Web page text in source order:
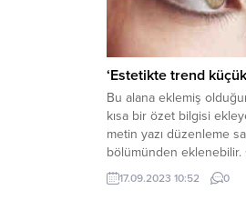
‘Estetikte trend
Bu alana eklemiş
kısa bir özet bilgisi
metin yazı düzenleme
bölümünden eklenebilir.
eklenmişse başlık altında
şekilde gösterilir,
17.09.2023 10:52 0